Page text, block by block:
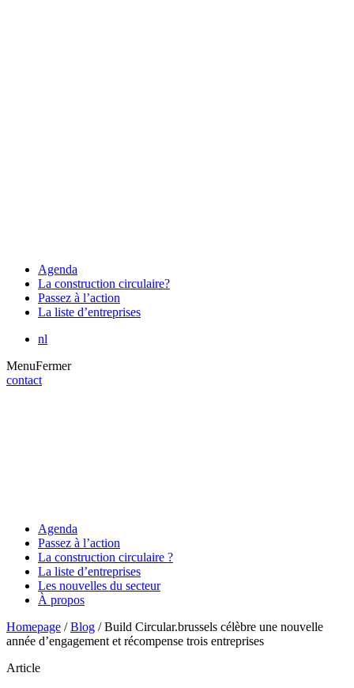
Agenda
La construction circulaire?
Passez à l’action
La liste d’entreprises
nl
MenuFermer
contact
Agenda
Passez à l’action
La construction circulaire ?
La liste d’entreprises
Les nouvelles du secteur
À propos
Homepage /Blog /Build Circular.brussels célèbre une nouvelle
année d’engagement et récompense trois entreprises
Article